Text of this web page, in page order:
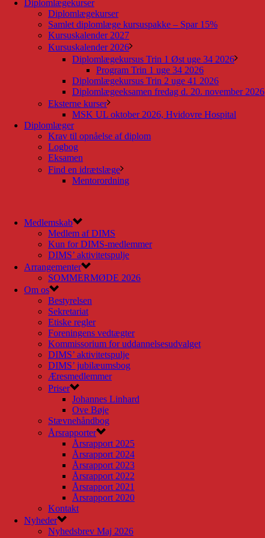
Diplomlægekurser
Diplomlægekurser
Samlet diplomlæge kursuspakke – Spar 15%
Kursuskalender 2027
Kursuskalender 2026
Diplomlægekursus Trin 1 Øst uge 34 2026
Program Trin 1 uge 34 2026
Diplomlægekursus Trin 2 uge 41 2026
Diplomlægeeksamen fredag d. 20. november 2026
Eksterne kurser
MSK UL oktober 2026, Hvidovre Hospital
Diplomlæger
Krav til opnåelse af diplom
Logbog
Eksamen
Find en idrætslæge
Mentorordning
Medlemskab
Medlem af DIMS
Kun for DIMS-medlemmer
DIMS’ aktivitetspulje
Arrangementer
SOMMERMØDE 2026
Om os
Bestyrelsen
Sekretariat
Etiske regler
Foreningens vedtægter
Kommissorium for uddannelsesudvalget
DIMS’ aktivitetspulje
DIMS’ jubilæumsbog
Æresmedlemmer
Priser
Johannes Linhard
Ove Bøje
Stævnehåndbog
Årsrapporter
Årsrapport 2025
Årsrapport 2024
Årsrapport 2023
Årsrapport 2022
Årsrapport 2021
Årsrapport 2020
Kontakt
Nyheder
Nyhedsbrev Maj 2026